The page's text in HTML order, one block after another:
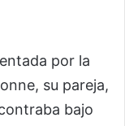
por la
su pareja,
bajo